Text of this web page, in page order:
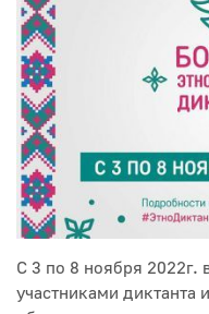
С 3 по 8 ноября 2022г.
участниками диктанта